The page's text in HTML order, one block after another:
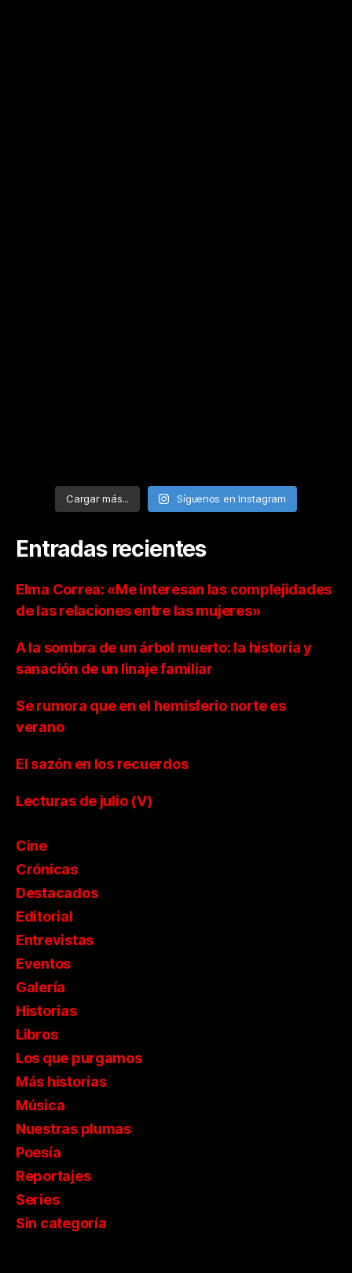
Cargar más... Síguenos en Instagram
Entradas recientes
Elma Correa: «Me interesan las complejidades
de las relaciones entre las mujeres»
A la sombra de un árbol muerto: la historia y
sanación de un linaje familiar
Se rumora que en el hemisferio norte es
verano
El sazón en los recuerdos
Lecturas de julio (V)
Cine
Crónicas
Destacados
Editorial
Entrevistas
Eventos
Galería
Historias
Libros
Los que purgamos
Más historias
Música
Nuestras plumas
Poesía
Reportajes
Series
Sin categoría